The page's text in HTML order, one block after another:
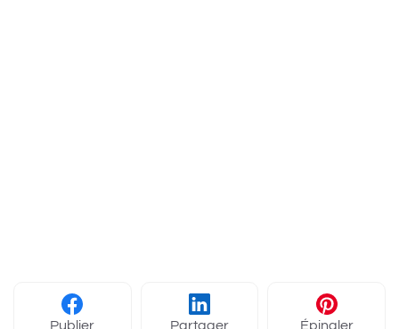
Publier Partager Épingler